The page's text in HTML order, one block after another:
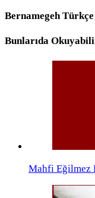
Bernamegeh Türkçe
Bunlarıda
Mahfi Eğilmez